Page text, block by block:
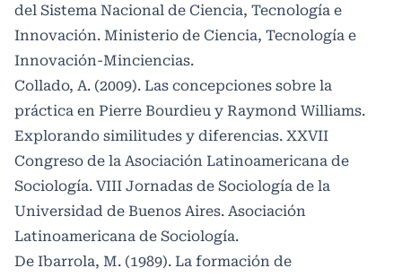
del Sistema Nacional de Ciencia, Tecnología e
Innovación. Ministerio de Ciencia, Tecnología e
Innovación-Minciencias.
Collado, A. (2009). Las concepciones sobre la
práctica en Pierre Bourdieu y Raymond Williams.
Explorando similitudes y diferencias. XXVII
Congreso de la Asociación Latinoamericana de
Sociología. VIII Jornadas de Sociología de la
Universidad de Buenos Aires. Asociación
Latinoamericana de Sociología.
De Ibarrola, M. (1989). La formación de